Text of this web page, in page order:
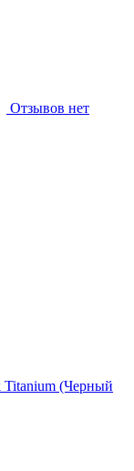
Отзывов нет
Titanium (Черный